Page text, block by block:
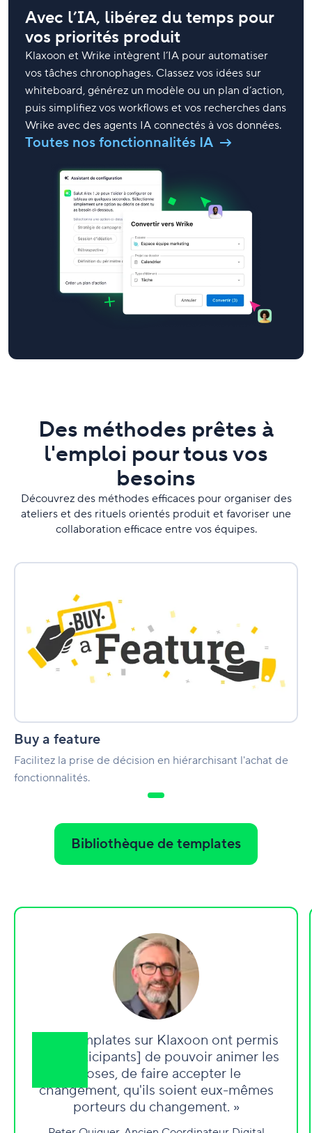
Avec l’IA, libérez du temps pour
vos priorités produit
Klaxoon et Wrike intègrent l’IA pour automatiser
vos tâches chronophages. Classez vos idées sur
whiteboard, générez un modèle ou un plan d’action,
puis simplifiez vos workflows et vos recherches dans
Wrike avec des agents IA connectés à vos données.
Toutes nos fonctionnalités IA
Des méthodes prêtes à
l'emploi pour tous vos
besoins
Découvrez des méthodes efficaces pour organiser des
ateliers et des rituels orientés produit et favoriser une
collaboration efficace entre vos équipes.
Buy a feature
Facilitez la prise de décision en hiérarchisant l'achat de
fonctionnalités.
Buy
Bibliothèque de templates
« Les templates sur Klaxoon ont permis
[aux participants] de pouvoir animer les
choses, de faire accepter le
changement, qu'ils soient eux-mêmes
porteurs du changement. »